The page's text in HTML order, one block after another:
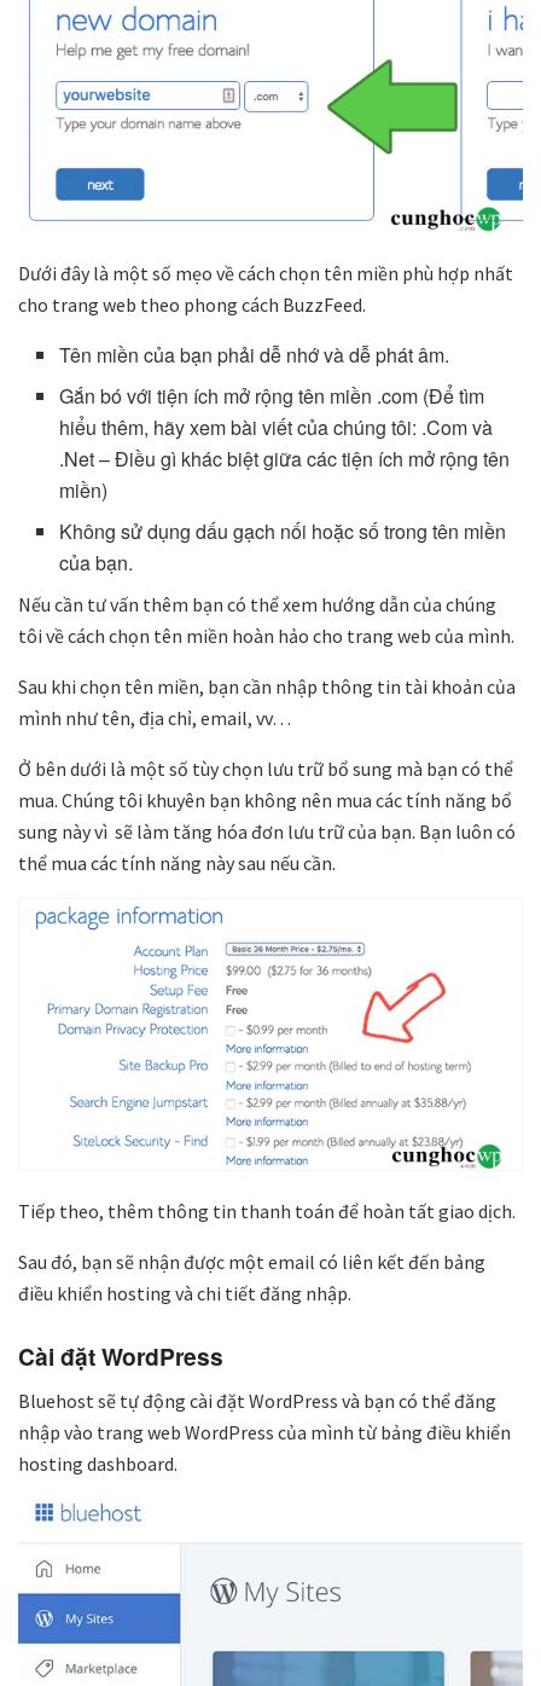
Dưới đây là một số mẹo về cách chọn tên miền phù hợp nhất
cho trang web theo phong cách BuzzFeed.
Tên miền của bạn phải dễ nhớ và dễ phát âm.
Gắn bó với tiện ích mở rộng tên miền .com (Để tìm
hiểu thêm, hãy xem bài viết của chúng tôi: .Com và
.Net – Điều gì khác biệt giữa các tiện ích mở rộng tên
miền)
Không sử dụng dấu gạch nối hoặc số trong tên miền
của bạn.
Nếu cần tư vấn thêm bạn có thể xem hướng dẫn của chúng
tôi về cách chọn tên miền hoàn hảo cho trang web của mình.
Sau khi chọn tên miền, bạn cần nhập thông tin tài khoản của
mình như tên, địa chỉ, email, vv…
Ở bên dưới là một số tùy chọn lưu trữ bổ sung mà bạn có thể
mua. Chúng tôi khuyên bạn không nên mua các tính năng bổ
sung này vì sẽ làm tăng hóa đơn lưu trữ của bạn. Bạn luôn có
thể mua các tính năng này sau nếu cần.
Tiếp theo, thêm thông tin thanh toán để hoàn tất giao dịch.
Sau đó, bạn sẽ nhận được một email có liên kết đến bảng
điều khiển hosting và chi tiết đăng nhập.
Cài đặt WordPress
Bluehost sẽ tự động cài đặt WordPress và bạn có thể đăng
nhập vào trang web WordPress của mình từ bảng điều khiển
hosting dashboard.